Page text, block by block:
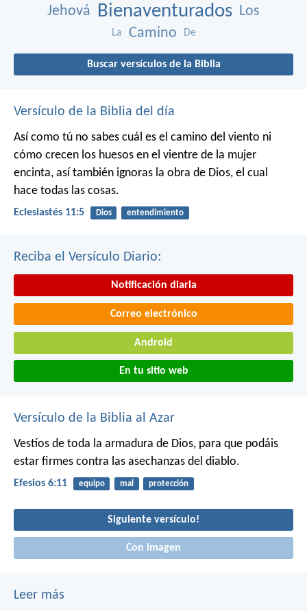
Jehová Bienaventurados Los
La Camino De
Buscar versículos de la Biblia
Versículo de la Biblia del día
Así como tú no sabes cuál es el camino del viento ni
cómo crecen los huesos en el vientre de la mujer
encinta, así también ignoras la obra de Dios, el cual
hace todas las cosas.
Eclesiastés 11:5 Dios entendimiento
Reciba el Versículo Diario:
Notificación diaria
Correo electrónico
Android
En tu sitio web
Versículo de la Biblia al Azar
Vestíos de toda la armadura de Dios, para que podáis
estar firmes contra las asechanzas del diablo.
Efesios 6:11 equipo mal protección
Siguiente versículo!
Con imagen
Leer más